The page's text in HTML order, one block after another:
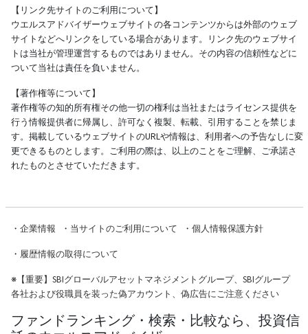
【リンク先サイトのご利用について】
ウエルスアドバイザーウェブサイトの各コンテンツからは外部のウェブ
サイトなどへリンクをしている場合があります。リンク先のウェブサイ
トは当社が管理運営するものではありません。その内容の信頼性などに
ついて当社は責任を負いません。
【著作権等について】
著作権等の知的所有権その他一切の権利は当社またはライセンス提供を
行う情報提供者に帰属し、許可なく複製、転載、引用することを禁じま
す。掲載しているウェブサイトのURLや情報は、利用者への予告なしに変
更できるものとします。ご利用の際は、以上のことをご理解、ご承諾さ
れたものとさせていただきます。
・ 企業情報 ・ 当サイトのご利用について ・ 個人情報保護方針
・ 履歴情報の取得について
※【重要】SBIグローバルアセットマネジメントグループ、SBIグループ
各社および役職員を装った偽アカウント、偽広告にご注意ください
ファンドランキング・検索・比較なら、投資信